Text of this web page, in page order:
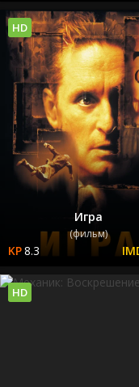
Игра
(фильм)
8.3
HD
HD